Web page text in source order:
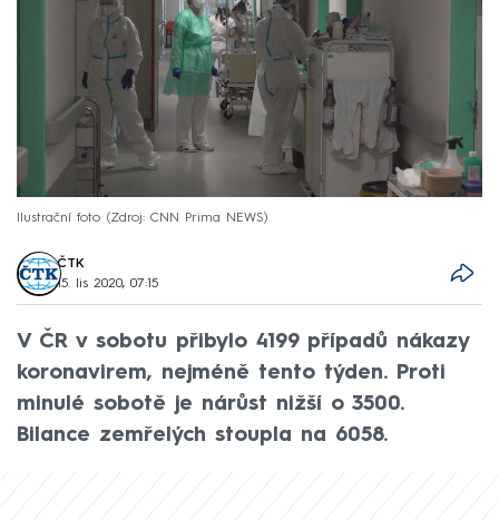
Ilustrační foto Zdroj: CNN Prima NEWS
ČTK
15. lis 2020, 07:15
V ČR v sobotu přibylo 4199 případů nákazy
koronavirem, nejméně tento týden. Proti
minulé sobotě je nárůst nižší o 3500.
Bilance zemřelých stoupla na 6058.